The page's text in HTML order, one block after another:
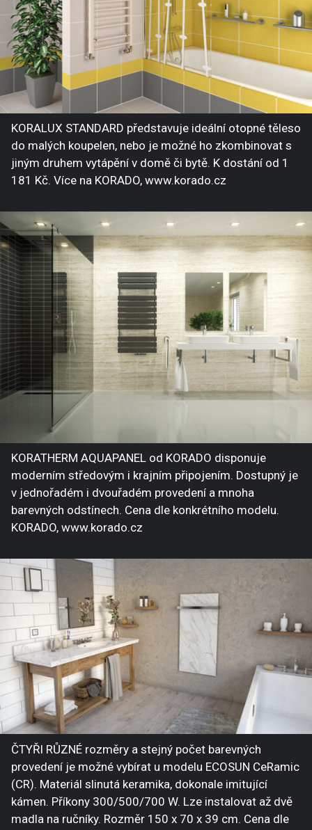
KORALUX STANDARD představuje ideální otopné těleso
do malých koupelen, nebo je možné ho zkombinovat s
jiným druhem vytápění v domě či bytě. K dostání od 1
181 Kč. Více na KORADO, www.korado.cz
KORATHERM AQUAPANEL od KORADO disponuje
moderním středovým i krajním připojením. Dostupný je
v jednořadém i dvouřadém provedení a mnoha
barevných odstínech. Cena dle konkrétního modelu.
KORADO, www.korado.cz
ČTYŘI RŮZNÉ rozměry a stejný počet barevných
provedení je možné vybírat u modelu ECOSUN CeRamic
(CR). Materiál slinutá keramika, dokonale imitující
kámen. Příkony 300/500/700 W. Lze instalovat až dvě
madla na ručníky. Rozměr 150 x 70 x 39 cm. Cena dle